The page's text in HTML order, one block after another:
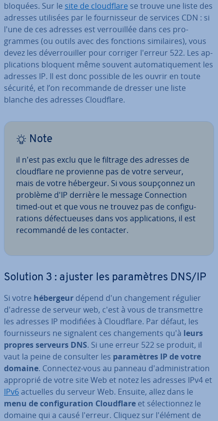
bloquées. Sur le site de cloud­flare se trouve une liste des
adresses utilisées par le four­nis­seur de services CDN : si
l'une de ces adresses est ver­rouil­lée dans ces pro­
grammes (ou outils avec des fonctions si­mi­laires), vous
devez les dé­ver­rouil­ler pour corriger l'erreur 522. Les ap­
pli­ca­tions bloquent même souvent au­to­ma­ti­que­ment les
adresses IP. Il est donc possible de les ouvrir en toute
sécurité, et l’on re­com­mande de dresser une liste
blanche des adresses Cloud­flare.
Note
il n'est pas exclu que le filtrage des adresses de
cloud­flare ne provienne pas de votre serveur,
mais de votre hébergeur. Si vous soup­çon­nez un
problème d'IP derrière le message Con­nec­tion
timed-out et que vous ne trouvez pas de con­fi­gu­
ra­tions dé­fec­tueuses dans vos ap­pli­ca­tions, il est
re­com­mandé de les contacter.
Solution 3 : ajuster les pa­ra­mètres DNS/IP
Si votre hébergeur dépend d'un chan­ge­ment régulier
d'adresse de serveur web, c'est à vous de trans­mettre
les adresses IP modifiées à Cloud­flare. Par défaut, les
four­nis­seurs ne signalent ces chan­ge­ments qu'à leurs
propres serveurs DNS. Si une erreur 522 se produit, il
vaut la peine de consulter les pa­ra­mètres IP de votre
domaine. Connectez-vous au panneau d'ad­mi­nis­tra­tion
approprié de votre site Web et notez les adresses IPv4 et
IPv6actuelles du serveur Web. Ensuite, allez dans le
menu de con­fi­gu­ra­tion Cloud­flare et sé­lec­tion­nez le
domaine qui a causé l'erreur. Cliquez sur l'élément de